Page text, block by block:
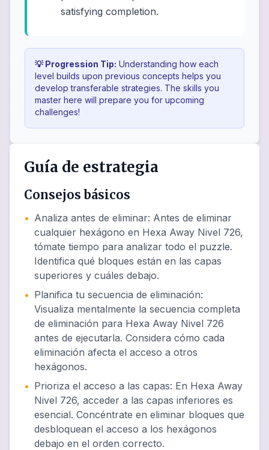
satisfying completion.
💡 Progression Tip: Understanding how each
level builds upon previous concepts helps you
develop transferable strategies. The skills you
master here will prepare you for upcoming
challenges!
Guía de estrategia
Consejos básicos
• Analiza antes de eliminar: Antes de eliminar
cualquier hexágono en Hexa Away Nivel 726,
tómate tiempo para analizar todo el puzzle.
Identifica qué bloques están en las capas
superiores y cuáles debajo.
• Planifica tu secuencia de eliminación:
Visualiza mentalmente la secuencia completa
de eliminación para Hexa Away Nivel 726
antes de ejecutarla. Considera cómo cada
eliminación afecta el acceso a otros
hexágonos.
• Prioriza el acceso a las capas: En Hexa Away
Nivel 726, acceder a las capas inferiores es
esencial. Concéntrate en eliminar bloques que
desbloquean el acceso a los hexágonos
debajo en el orden correcto.